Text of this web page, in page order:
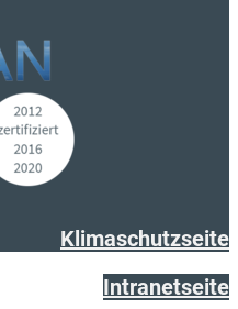
Klimaschutzseite
Intranetseite